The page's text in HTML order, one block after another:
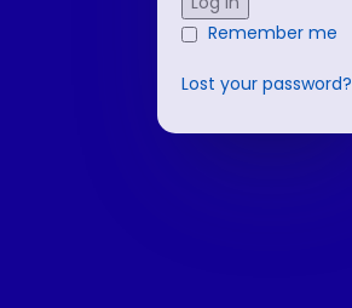
Remember me
Lost your password?